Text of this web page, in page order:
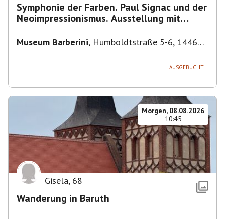
Symphonie der Farben. Paul Signac und der
Neoimpressionismus. Ausstellung mit
Museum Barberini, Humboldtstraße 5-6, 14467
AUSGEBUCHT
Morgen, 08.08.2026
10:45
Gisela, 68
Wanderung in Baruth